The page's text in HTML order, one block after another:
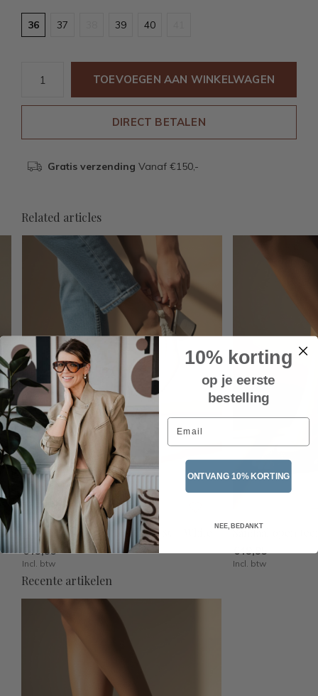
36 37 39 40
TOEVOEGEN AAN WINKELWAGEN
DIRECT BETALEN
Gratis verzending Vanaf €150,-
Related articles
Sandaal open teen hakje CL085 – White
€49,95
Incl. btw
Sandaal open
€49,95
Incl. btw
Recente artikelen
10% korting
op je eerste
bestelling
Email
ONTVANG 10% KORTING
NEE, BEDANKT